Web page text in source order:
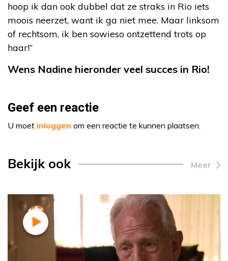
hoop ik dan ook dubbel dat ze straks in Rio iets
moois neerzet, want ik ga niet mee. Maar linksom
of rechtsom, ik ben sowieso ontzettend trots op
haar!”
Wens Nadine hieronder veel succes in Rio!
Geef een reactie
U moet inloggen om een reactie te kunnen plaatsen.
Bekijk ook Meer